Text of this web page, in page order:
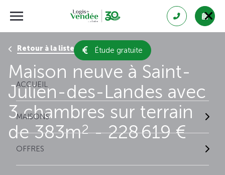
Étude gratuite
ACCUEIL
MAISONS
OFFRES
Retour à la liste des résultats
Maison neuve à Saint-
Julien-des-Landes avec
3 chambres sur terrain
de 383m2- 228 619 €